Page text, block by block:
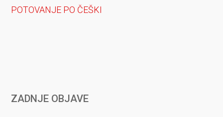
POTOVANJE PO ČEŠKI
ZADNJE OBJAVE